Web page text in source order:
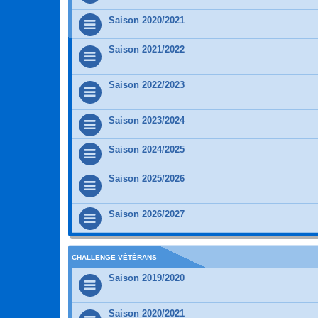
Saison 2020/2021
Saison 2021/2022
Saison 2022/2023
Saison 2023/2024
Saison 2024/2025
Saison 2025/2026
Saison 2026/2027
CHALLENGE VÉTÉRANS
Saison 2019/2020
Saison 2020/2021